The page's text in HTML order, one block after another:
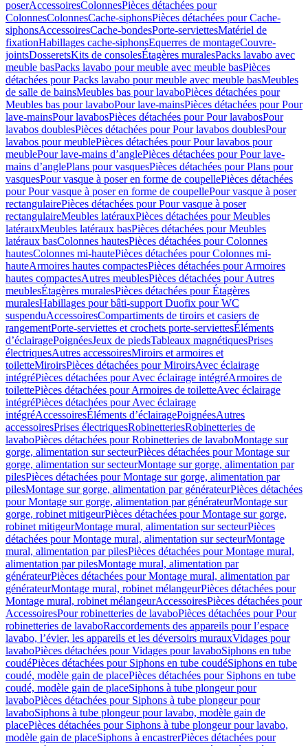
poserAccessoiresColonnesPièces détachées pour
ColonnesColonnesCache-siphonsPièces détachées pour Cache-
siphonsAccessoiresCache-bondesPorte-serviettesMatériel de
fixationHabillages cache-siphonsEquerres de montageCouvre-
jointsDosseretsKits de consolesÉtagères muralesPacks lavabo avec
meuble basPacks lavabo pour meuble avec meuble basPièces
détachées pour Packs lavabo pour meuble avec meuble basMeubles
de salle de bainsMeubles bas pour lavaboPièces détachées pour
Meubles bas pour lavaboPour lave-mainsPièces détachées pour Pour
lave-mainsPour lavabosPièces détachées pour Pour lavabosPour
lavabos doublesPièces détachées pour Pour lavabos doublesPour
lavabos pour meublePièces détachées pour Pour lavabos pour
meublePour lave-mains d’anglePièces détachées pour Pour lave-
mains d’anglePlans pour vasquesPièces détachées pour Plans pour
vasquesPour vasque à poser en forme de coupellePièces détachées
pour Pour vasque à poser en forme de coupellePour vasque à poser
rectangulairePièces détachées pour Pour vasque à poser
rectangulaireMeubles latérauxPièces détachées pour Meubles
latérauxMeubles latéraux basPièces détachées pour Meubles
latéraux basColonnes hautesPièces détachées pour Colonnes
hautesColonnes mi-hautePièces détachées pour Colonnes mi-
hauteArmoires hautes compactesPièces détachées pour Armoires
hautes compactesAutres meublesPièces détachées pour Autres
meublesÉtagères muralesPièces détachées pour Étagères
muralesHabillages pour bâti-support Duofix pour WC
suspenduAccessoiresCompartiments de tiroirs et casiers de
rangementPorte-serviettes et crochets porte-serviettesÉléments
d’éclairagePoignéesJeux de piedsTableaux magnétiquesPrises
électriquesAutres accessoiresMiroirs et armoires et
toiletteMiroirsPièces détachées pour MiroirsAvec éclairage
intégréPièces détachées pour Avec éclairage intégréArmoires de
toilettePièces détachées pour Armoires de toiletteAvec éclairage
intégréPièces détachées pour Avec éclairage
intégréAccessoiresÉléments d’éclairagePoignéesAutres
accessoiresPrises électriquesRobinetteriesRobinetteries de
lavaboPièces détachées pour Robinetteries de lavaboMontage sur
gorge, alimentation sur secteurPièces détachées pour Montage sur
gorge, alimentation sur secteurMontage sur gorge, alimentation par
pilesPièces détachées pour Montage sur gorge, alimentation par
pilesMontage sur gorge, alimentation par générateurPièces détachées
pour Montage sur gorge, alimentation par générateurMontage sur
gorge, robinet mitigeurPièces détachées pour Montage sur gorge,
robinet mitigeurMontage mural, alimentation sur secteurPièces
détachées pour Montage mural, alimentation sur secteurMontage
mural, alimentation par pilesPièces détachées pour Montage mural,
alimentation par pilesMontage mural, alimentation par
générateurPièces détachées pour Montage mural, alimentation par
générateurMontage mural, robinet mélangeurPièces détachées pour
Montage mural, robinet mélangeurAccessoiresPièces détachées pour
AccessoiresPour robinetteries de lavaboPièces détachées pour Pour
robinetteries de lavaboRaccordements des appareils pour l’espace
lavabo, l’évier, les appareils et les déversoirs murauxVidages pour
lavaboPièces détachées pour Vidages pour lavaboSiphons en tube
coudéPièces détachées pour Siphons en tube coudéSiphons en tube
coudé, modèle gain de placePièces détachées pour Siphons en tube
coudé, modèle gain de placeSiphons à tube plongeur pour
lavaboPièces détachées pour Siphons à tube plongeur pour
lavaboSiphons à tube plongeur pour lavabo, modèle gain de
placePièces détachées pour Siphons à tube plongeur pour lavabo,
modèle gain de placeSiphons à encastrerPièces détachées pour